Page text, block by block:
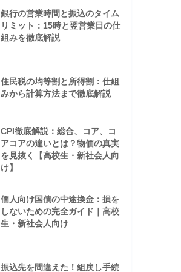
銀行の営業時間と振込のタイム
リミット：15時と翌営業日の仕
組みを徹底解説
住民税の均等割と所得割：仕組
みから計算方法まで徹底解説
CPI徹底解説：総合、コア、コ
アコアの違いとは？物価の真実
を見抜く【高校生・新社会人向
け】
個人向け国債の中途換金：損を
しないための完全ガイド｜高校
生・新社会人向け
振込先を間違えた！組戻し手続